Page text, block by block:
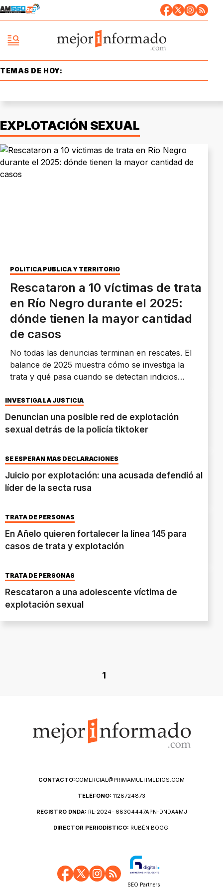
TEMAS DE HOY:
EXPLOTACIÓN SEXUAL
POLÍTICA PÚBLICA Y TERRITORIO
Rescataron a 10 víctimas de trata
en Río Negro durante el 2025:
dónde tienen la mayor cantidad
de casos
No todas las denuncias terminan en rescates. El
balance de 2025 muestra cómo se investiga la
trata y qué pasa cuando se detectan indicios
INVESTIGA LA JUSTICIA
Denuncian una posible red de explotación
sexual detrás de la policía tiktoker
SE ESPERAN MÁS DECLARACIONES
Juicio por explotación: una acusada defendió al
líder de la secta rusa
TRATA DE PERSONAS
En Añelo quieren fortalecer la línea 145 para
casos de trata y explotación
TRATA DE PERSONAS
Rescataron a una adolescente víctima de
explotación sexual
1
CONTACTO:COMERCIAL@PRIMAMULTIMEDIOS.COM
TELÉFONO: 1128724873
REGISTRO DNDA: RL-2024- 68304447APN-DNDA#MJ
DIRECTOR PERIODÍSTICO: RUBÉN BOGGI
SEO Partners